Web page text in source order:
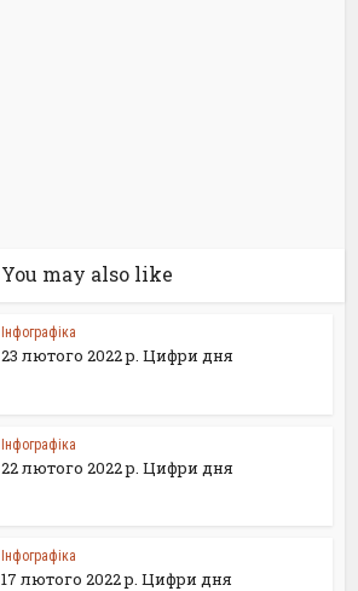
You may also like
Інфографіка
23 лютого 2022 р. Цифри дня
Інфографіка
22 лютого 2022 р. Цифри дня
Інфографіка
17 лютого 2022 р. Цифри дня